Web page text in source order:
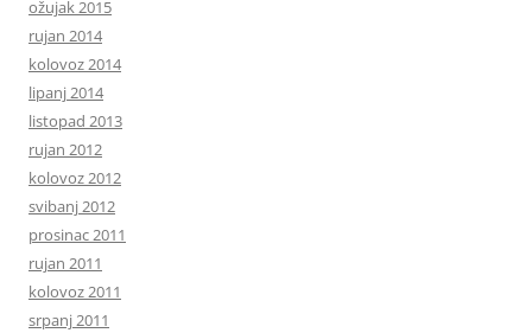
ožujak 2015
rujan 2014
kolovoz 2014
lipanj 2014
listopad 2013
rujan 2012
kolovoz 2012
svibanj 2012
prosinac 2011
rujan 2011
kolovoz 2011
srpanj 2011